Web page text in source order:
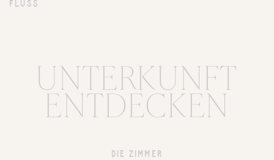
FLUSS
UNTERKUNFT
ENTDECKEN
DIE ZIMMER